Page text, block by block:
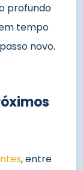
profundo
tempo
novo.
, entre